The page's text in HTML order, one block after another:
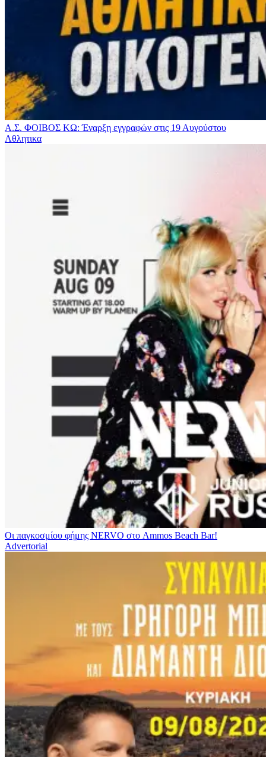
Α.Σ. ΦΟΙΒΟΣ ΚΩ: Έναρξη εγγραφών στις 19 Αυγούστου
Αθλητικα
Οι παγκοσμίου φήμης NERVO στο Ammos Beach Bar!
Advertorial